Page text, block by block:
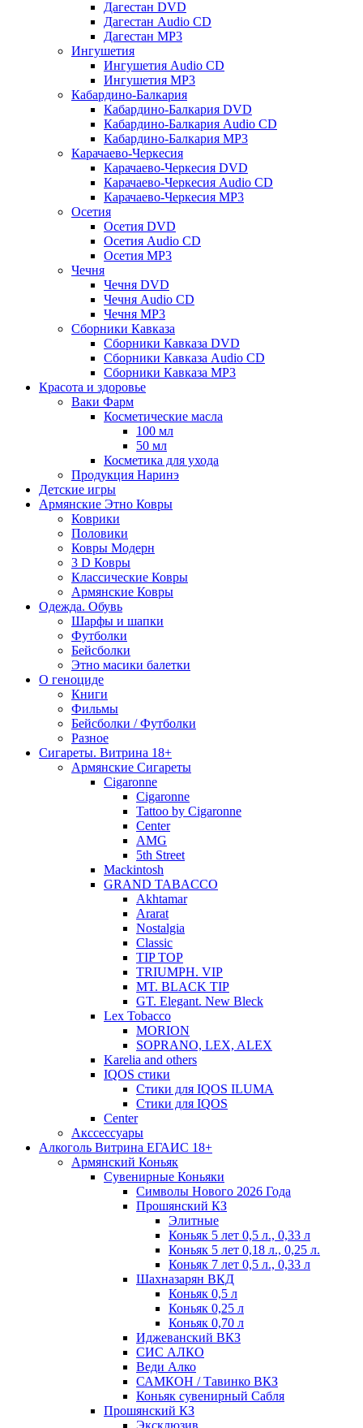
Дагестан DVD
Дагестан Audio CD
Дагестан MP3
Ингушетия
Ингушетия Audio CD
Ингушетия MP3
Кабардино-Балкария
Кабардино-Балкария DVD
Кабардино-Балкария Audio CD
Кабардино-Балкария MP3
Карачаево-Черкесия
Карачаево-Черкесия DVD
Карачаево-Черкесия Audio CD
Карачаево-Черкесия MP3
Осетия
Осетия DVD
Осетия Audio CD
Осетия MP3
Чечня
Чечня DVD
Чечня Audio CD
Чечня MP3
Сборники Кавказа
Сборники Кавказа DVD
Сборники Кавказа Audio CD
Сборники Кавказа MP3
Красота и здоровье
Ваки Фарм
Косметические масла
100 мл
50 мл
Косметика для ухода
Продукция Наринэ
Детские игры
Армянские Этно Ковры
Коврики
Половики
Ковры Модерн
3 D Ковры
Классические Ковры
Армянские Ковры
Одежда. Обувь
Шарфы и шапки
Футболки
Бейсболки
Этно масики балетки
О геноциде
Книги
Фильмы
Бейсболки / Футболки
Разное
Сигареты. Витрина 18+
Армянские Сигареты
Cigaronne
Cigaronne
Tattoo by Cigaronne
Center
AMG
5th Street
Mackintosh
GRAND TABACCO
Akhtamar
Ararat
Nostalgia
Classic
TIP TOP
TRIUMPH. VIP
MT. BLACK TIP
GT. Elegant. New Bleck
Lex Tobacco
MORION
SOPRANO, LEX, ALEX
Karelia and others
IQOS стики
Стики для IQOS ILUMA
Стики для IQOS
Сenter
Акссессуары
Алкоголь Витрина ЕГАИС 18+
Армянский Коньяк
Сувенирные Коньяки
Символы Нового 2026 Года
Прошянский КЗ
Элитные
Коньяк 5 лет 0,5 л., 0,33 л
Коньяк 5 лет 0,18 л., 0,25 л.
Коньяк 7 лет 0,5 л., 0,33 л
Шахназарян ВКД
Коньяк 0,5 л
Коньяк 0,25 л
Коньяк 0,70 л
Иджеванский ВКЗ
СИС АЛКО
Веди Алко
САМКОН / Тавинко ВКЗ
Коньяк сувенирный Сабля
Прошянский КЗ
Эксклюзив